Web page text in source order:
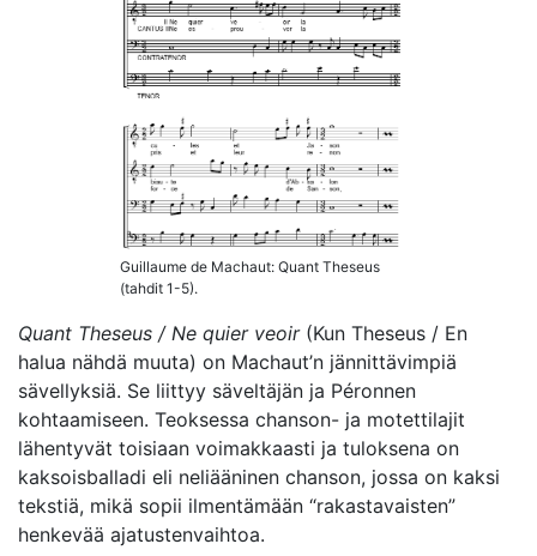
Guillaume de Machaut: Quant Theseus
(tahdit 1-5).
Quant Theseus / Ne quier veoir(Kun Theseus / En
halua nähdä muuta) on Machaut’n jännittävimpiä
sävellyksiä. Se liittyy säveltäjän ja Péronnen
kohtaamiseen. Teoksessa chanson- ja motettilajit
lähentyvät toisiaan voimakkaasti ja tuloksena on
kaksoisballadi eli neliääninen chanson, jossa on kaksi
tekstiä, mikä sopii ilmentämään “rakastavaisten”
henkevää ajatustenvaihtoa.